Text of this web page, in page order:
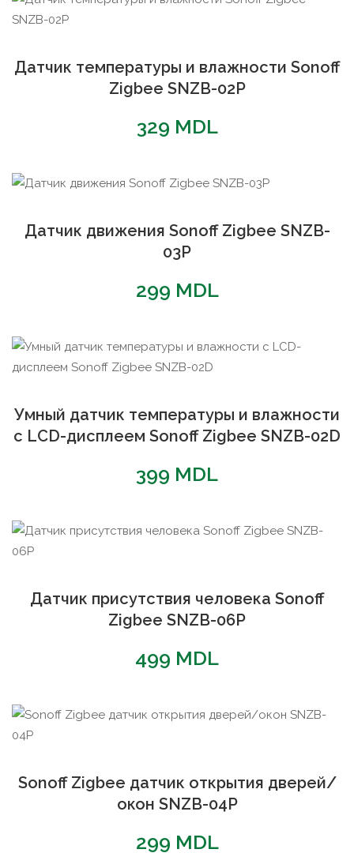
Датчик температуры и влажности Sonoff
Zigbee SNZB-02P
329 MDL
Датчик движения Sonoff Zigbee SNZB-
03P
299 MDL
Умный датчик температуры и влажности
с LCD-дисплеем Sonoff Zigbee SNZB-02D
399 MDL
Датчик присутствия человека Sonoff
Zigbee SNZB-06P
499 MDL
Sonoff Zigbee датчик открытия дверей/
окон SNZB-04P
299 MDL